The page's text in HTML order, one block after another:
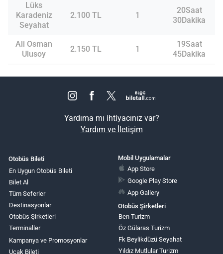
Lüks
Karadeniz
Seyahat
2.100 TL 1
20Saat
30Dakika
Ali Osman
Ulusoy
2.150 TL 1
19Saat
45Dakika
Yardıma mı ihtiyacınız var?
Yardım ve İletişim
Otobüs Bileti
En Uygun Otobüs Bileti
Bilet Al
Tüm Seferler
Destinasyonlar
Otobüs Şirketleri
Terminaller
Kampanya ve Promosyonlar
Uçak Bileti
Mobil Uygulamalar
App Store
Google Play Store
App Gallery
Otobüs Şirketleri
Ben Turizm
Öz Gülaras Turizm
Fk Beylikdüzü Seyahat
Yıldız Mutlular Turizm